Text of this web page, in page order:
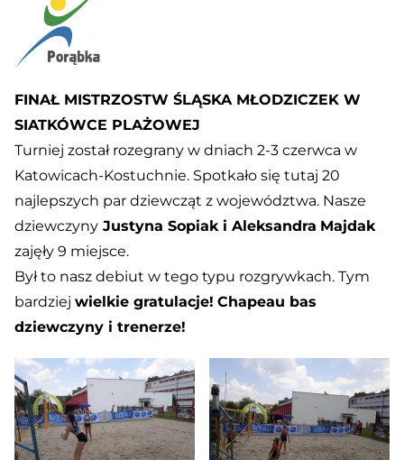
FINAŁ MISTRZOSTW ŚLĄSKA MŁODZICZEK W
SIATKÓWCE PLAŻOWEJ
Turniej został rozegrany w dniach 2-3 czerwca w
Katowicach-Kostuchnie. Spotkało się tutaj 20
najlepszych par dziewcząt z województwa. Nasze
dziewczynyJustyna Sopiaki Aleksandra Majdak
zajęły 9 miejsce.
Był to nasz debiut w tego typu rozgrywkach. Tym
bardziej wielkie gratulacje! Chapeau bas
dziewczyny i trenerze!